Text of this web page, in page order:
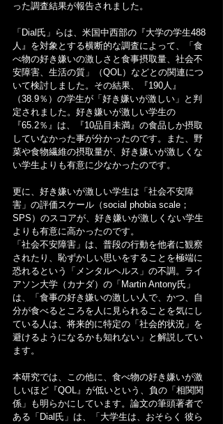
った調査結果が報告されました。
「Dial氏」らは、米国中西部の『大学の学生488
人』を対象とする横断的な調査によって、「食
べ物の好き嫌いの激しさと食事摂取量、社会不
安障害、生活の質」（QOL）などとの関連につ
いて検討しました。その結果、『190人』
（38.9％）の学生が「好き嫌いが激しい」と判
定されました。好き嫌いが激しい学生の
『65.2％』は、『10品目未満』の食品しか摂取
していなかった事が分かったのです。また、野
菜や食物繊維の摂取量が、好き嫌いが激しくな
い学生よりも有意に少なかったのです。
更に、好き嫌いが激しい学生は「社会不安障
害」の評価スケール（social phobia scale；
SPS）のスコアが、好き嫌いが激しくない学生
よりも有意に高かったのです。
「社会不安障害」は、普段の行動を他者に観察
されたり、恥ずかしい思いをすることを極端に
恐れるという「メンタルヘルス」の不調。ライ
アソン大学（カナダ）の「Martin Antony氏」
は、「食事の好き嫌いの激しい人で、かつ、自
分が食べるところを人に見られることを気にし
ている人は、将来的に特定の「社会的状況」を
避けるようになるかも知れない」と解説してい
ます。
本研究では、この他に、食べ物の好き嫌いが激
しいほど『QOL』が低いという、負の「相関関
係」も明らかにしています。論文の筆頭著者で
ある「Dial氏」は、「大学生は、おそらく 彼ら